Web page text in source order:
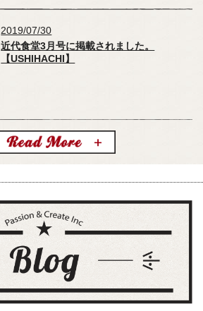
2019/07/30
近代食堂3月号に掲載されました。
【USHIHACHI】